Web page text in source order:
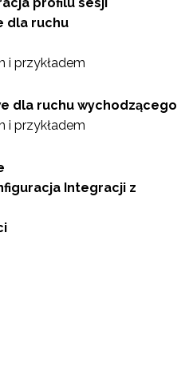
dla ruchu
i przykładem
dla ruchu wychodzącego
i przykładem
Integracji z